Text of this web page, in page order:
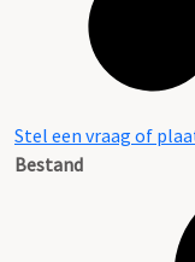
Stel een vraag of
Bestand